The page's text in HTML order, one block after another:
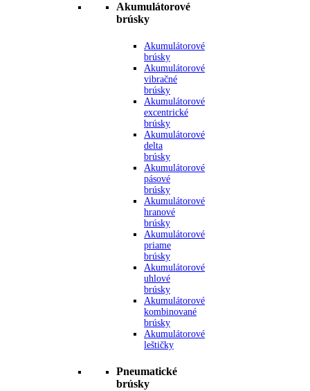
Akumulátorové
brúsky
Akumulátorové
brúsky
Akumulátorové
vibračné
brúsky
Akumulátorové
excentrické
brúsky
Akumulátorové
delta
brúsky
Akumulátorové
pásové
brúsky
Akumulátorové
hranové
brúsky
Akumulátorové
priame
brúsky
Akumulátorové
uhlové
brúsky
Akumulátorové
kombinované
brúsky
Akumulátorové
leštičky
Pneumatické
brúsky